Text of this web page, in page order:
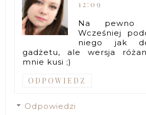
12:09
Na pewno
Wcześniej
niego jak
gadżetu, ale wersja
mnie kusi ;)
ODPOWIEDZ
Odpowiedzi